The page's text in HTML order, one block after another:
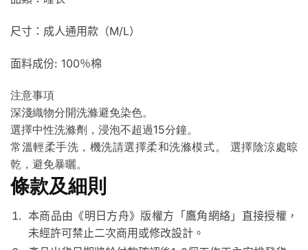
尺寸：成人通用款（M/L）
面料成份: 100％棉
注意事項
深淺織物分開洗滌避免染色。
選擇中性洗滌劑 ， 浸泡不超過15分鐘。
常溫輕柔手洗 ， 機洗請選擇柔和洗滌模式。 選擇陰涼處晾
乾 ， 避免暴曬。
條款及細則
本商品由《明日方舟》版權方「鷹角網絡」直接授權，
未經許可禁止二次商用或修改設計。